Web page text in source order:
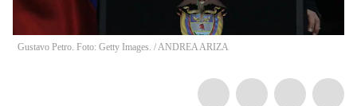
Gustavo Petro. Foto: Getty Images. /ANDREA ARIZA